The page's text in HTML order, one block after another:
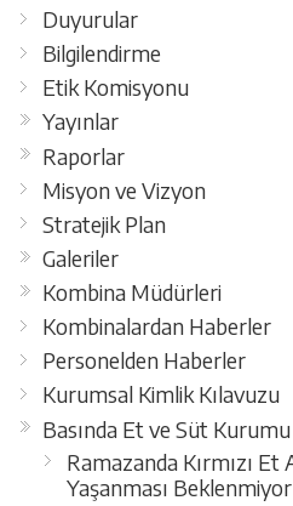
Duyurular
Bilgilendirme
Etik Komisyonu
Yayınlar
Raporlar
Misyon ve Vizyon
Stratejik Plan
Galeriler
Kombina Müdürleri
Kombinalardan Haberler
Personelden Haberler
Kurumsal Kimlik Kılavuzu
Basında Et ve Süt Kurumu
Ramazanda Kırmızı Et
Yaşanması Beklenmiyor